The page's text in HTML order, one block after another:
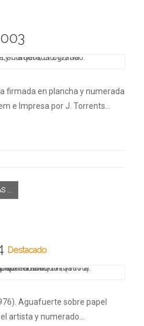
003
firmada en plancha y numerada
e Impresa por J. Torrents…
...
Destacado
Aguafuerte sobre papel
artista y numerado…